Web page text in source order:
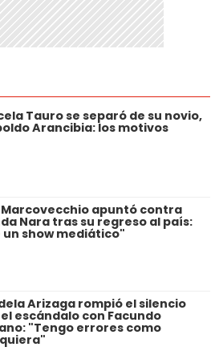
Tauro se separó de su novio,
Arancibia: los motivos
Marcovecchio apuntó contra
Nara tras su regreso al país:
un show mediático"
Arizaga rompió el silencio
escándalo con Facundo
"Tengo errores como